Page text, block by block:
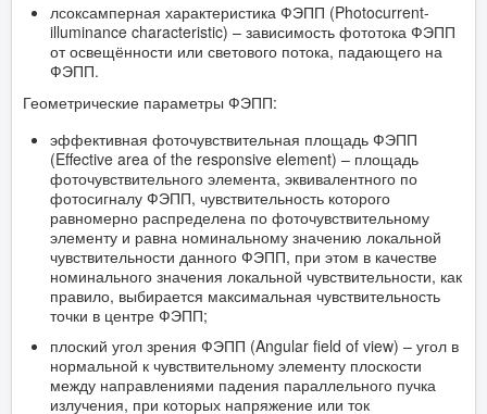
лсоксамперная характеристика ФЭПП (Photocurrent-
illuminance characteristic) – зависимость фототока ФЭПП
от освещённости или светового потока, падающего на
ФЭПП.
Геометрические параметры ФЭПП:
эффективная фоточувствительная площадь ФЭПП
(Effective area of the responsive element) – площадь
фоточувствительного элемента, эквивалентного по
фотосигналу ФЭПП, чувствительность которого
равномерно распределена по фоточувствительному
элементу и равна номинальному значению локальной
чувствительности данного ФЭПП, при этом в качестве
номинального значения локальной чувствительности, как
правило, выбирается максимальная чувствительность
точки в центре ФЭПП;
плоский угол зрения ФЭПП (Angular field of view) – угол в
нормальной к чувствительному элементу плоскости
между направлениями падения параллельного пучка
излучения, при которых напряжение или ток